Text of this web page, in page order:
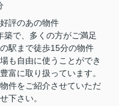
評のあの物件
築で、多くの方がご満足
駅まで徒歩15分の物件
も自由に使うことができ
富に取り扱っています。
件をご紹介させていただ
下さい。